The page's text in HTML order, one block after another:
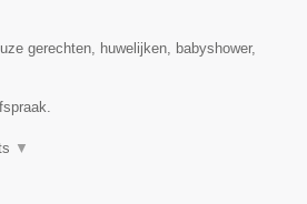
gerechten, huwelijken, babyshower,
▼